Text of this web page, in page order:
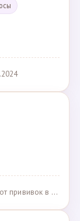
в роддоме · 07.05.2022